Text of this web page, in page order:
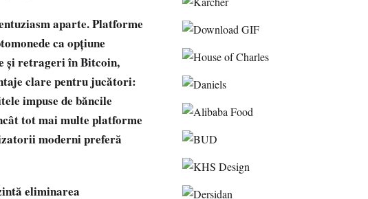
aparte. Platforme
ca opțiune
și retrageri în Bitcoin,
clare pentru jucători:
impuse de băncile
tot mai multe platforme
moderni preferă
eliminarea